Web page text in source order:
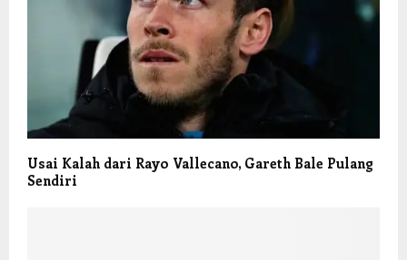
Usai Kalah dari Rayo Vallecano, Gareth Bale Pulang
Sendiri